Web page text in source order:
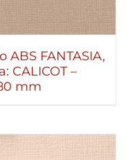
ABS FANTASIA,
CALICOT –
mm